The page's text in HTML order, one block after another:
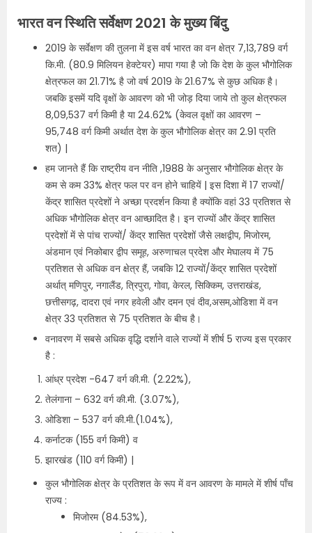
भारत वन स्थिति सर्वेक्षण 2021 के मुख्य बिंदु
2019 के सर्वेक्षण की तुलना में इस वर्ष भारत का वन क्षेत्र 7,13,789 वर्ग
कि.मी. (80.9 मिलियन हेक्टेयर) मापा गया है जो कि देश के कुल भौगोलिक
क्षेत्रफल का 21.71% है जो वर्ष 2019 के 21.67% से कुछ अधिक है।
जबकि इसमें यदि वृक्षों के आवरण को भी जोड़ दिया जाये तो कुल क्षेत्रफल
8,09,537 वर्ग किमी है या 24.62% (केवल वृक्षों का आवरण –
95,748 वर्ग किमी अर्थात देश के कुल भौगोलिक क्षेत्र का 2.91 प्रति
शत) |
हम जानते हैं कि राष्ट्रीय वन नीति ,1988 के अनुसार भौगोलिक क्षेत्र के
कम से कम 33% क्षेत्र फल पर वन होने चाहियें | इस दिशा में 17 राज्यों/
केंद्र शासित प्रदेशों ने अच्छा प्रदर्शन किया है क्योंकि वहां 33 प्रतिशत से
अधिक भौगोलिक क्षेत्र वन आच्छादित है। इन राज्यों और केंद्र शासित
प्रदेशों में से पांच राज्यों/ केंद्र शासित प्रदेशों जैसे लक्षद्वीप, मिजोरम,
अंडमान एवं निकोबार द्वीप समूह, अरुणाचल प्रदेश और मेघालय में 75
प्रतिशत से अधिक वन क्षेत्र हैं, जबकि 12 राज्यों/केंद्र शासित प्रदेशों
अर्थात् मणिपुर, नगालैंड, त्रिपुरा, गोवा, केरल, सिक्किम, उत्तराखंड,
छत्तीसगढ़, दादरा एवं नगर हवेली और दमन एवं दीव,असम,ओडिशा में वन
क्षेत्र 33 प्रतिशत से 75 प्रतिशत के बीच है।
वनावरण में सबसे अधिक वृद्धि दर्शाने वाले राज्यों में शीर्ष 5 राज्य इस प्रकार
है :
आंध्र प्रदेश -647 वर्ग की.मी. (2.22%),
तेलंगाना – 632 वर्ग की.मी. (3.07%),
ओडिशा – 537 वर्ग की.मी.(1.04%),
कर्नाटक (155 वर्ग किमी) व
झारखंड (110 वर्ग किमी) |
कुल भौगोलिक क्षेत्र के प्रतिशत के रूप में वन आवरण के मामले में शीर्ष पाँच
राज्य :
मिजोरम (84.53%),